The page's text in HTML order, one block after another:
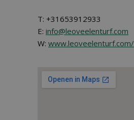
T: +31653912933
E: info@leoveelenturf.com
W: www.leoveelenturf.com/